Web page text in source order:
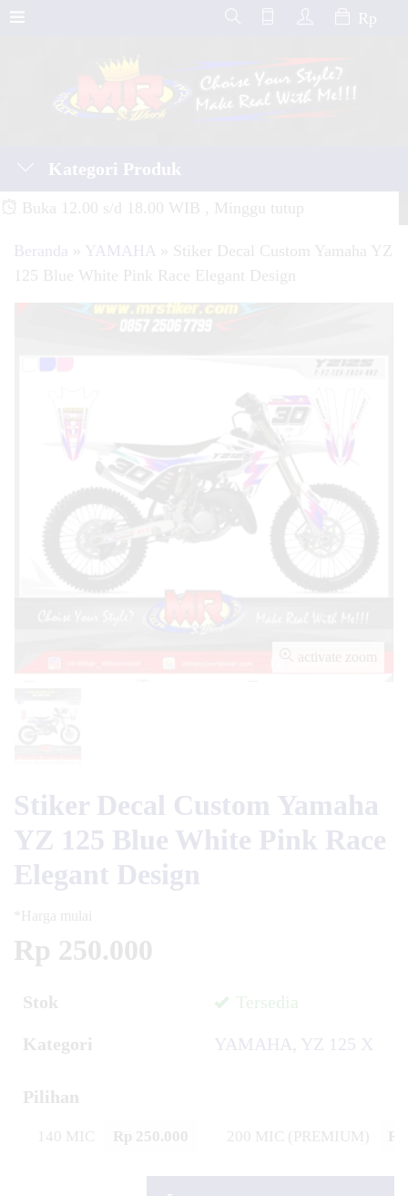
Rp
Kategori Produk
Buka 12.00 s/d 18.00 WIB , Minggu tutup
Beranda » YAMAHA » Stiker Decal Custom Yamaha YZ
125 Blue White Pink Race Elegant Design
activate zoom
Stiker Decal Custom Yamaha
YZ 125 Blue White Pink Race
Elegant Design
*Harga mulai
Rp 250.000
Stok Tersedia
Kategori YAMAHA, YZ 125 X
Pilihan
140 MIC Rp 250.000 200 MIC (PREMIUM)